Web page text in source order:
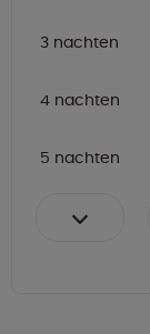
3 nachten
4 nachten
5 nachten